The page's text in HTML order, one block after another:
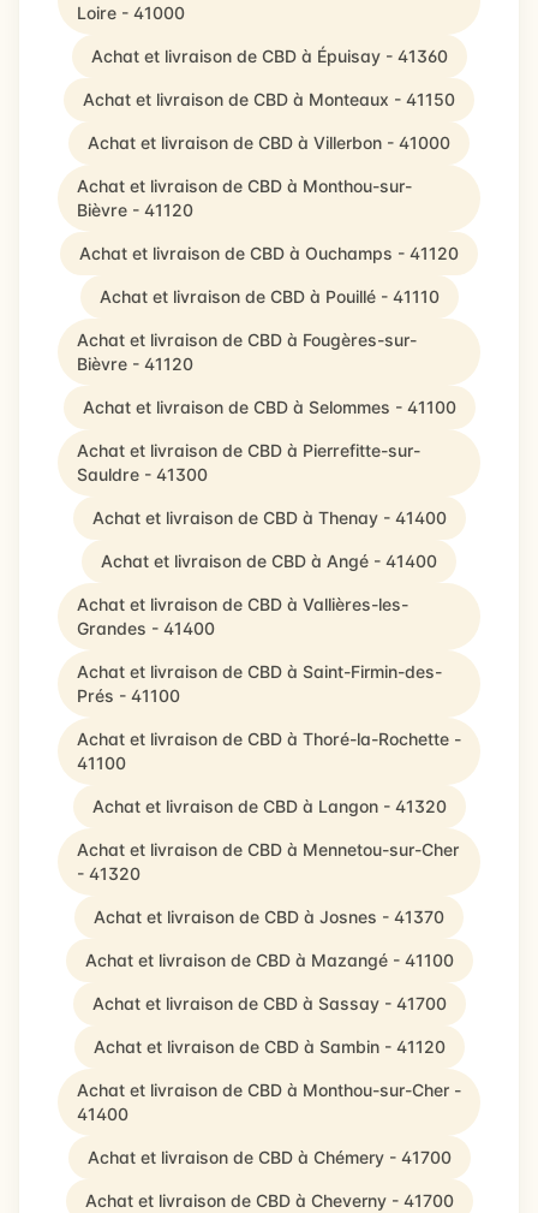
Loire - 41000
Achat et livraison de CBD à Épuisay - 41360
Achat et livraison de CBD à Monteaux - 41150
Achat et livraison de CBD à Villerbon - 41000
Achat et livraison de CBD à Monthou-sur-
Bièvre - 41120
Achat et livraison de CBD à Ouchamps - 41120
Achat et livraison de CBD à Pouillé - 41110
Achat et livraison de CBD à Fougères-sur-
Bièvre - 41120
Achat et livraison de CBD à Selommes - 41100
Achat et livraison de CBD à Pierrefitte-sur-
Sauldre - 41300
Achat et livraison de CBD à Thenay - 41400
Achat et livraison de CBD à Angé - 41400
Achat et livraison de CBD à Vallières-les-
Grandes - 41400
Achat et livraison de CBD à Saint-Firmin-des-
Prés - 41100
Achat et livraison de CBD à Thoré-la-Rochette -
41100
Achat et livraison de CBD à Langon - 41320
Achat et livraison de CBD à Mennetou-sur-Cher
- 41320
Achat et livraison de CBD à Josnes - 41370
Achat et livraison de CBD à Mazangé - 41100
Achat et livraison de CBD à Sassay - 41700
Achat et livraison de CBD à Sambin - 41120
Achat et livraison de CBD à Monthou-sur-Cher -
41400
Achat et livraison de CBD à Chémery - 41700
Achat et livraison de CBD à Cheverny - 41700